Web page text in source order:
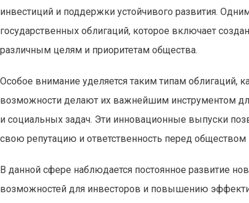
инвестиций и поддержки устойчивого развития.
государственных облигаций, которое включает
различным целям и приоритетам общества.
Особое внимание уделяется таким типам облигаций,
возможности делают их важнейшим инструментом
и социальных задач. Эти инновационные выпуски
свою репутацию и ответственность перед обществом
В данной сфере наблюдается постоянное развитие
возможностей для инвесторов и повышению